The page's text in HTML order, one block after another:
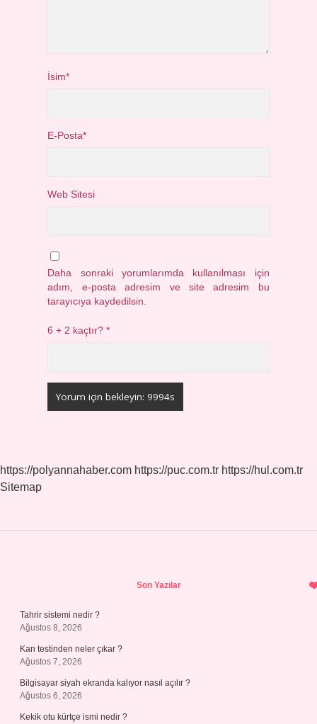
İsim*
E-Posta*
Web Sitesi
Daha sonraki yorumlarımda kullanılması için
adım, e-posta adresim ve site adresim bu
tarayıcıya kaydedilsin.
6 + 2 kaçtır?*
https://polyannahaber.com https://puc.com.tr https://hul.com.tr
Sitemap
Son Yazılar
Tahrir sistemi nedir ?
Ağustos 8, 2026
Kan testinden neler çıkar ?
Ağustos 7, 2026
Bilgisayar siyah ekranda kalıyor nasıl açılır ?
Ağustos 6, 2026
Kekik otu kürtçe ismi nedir ?